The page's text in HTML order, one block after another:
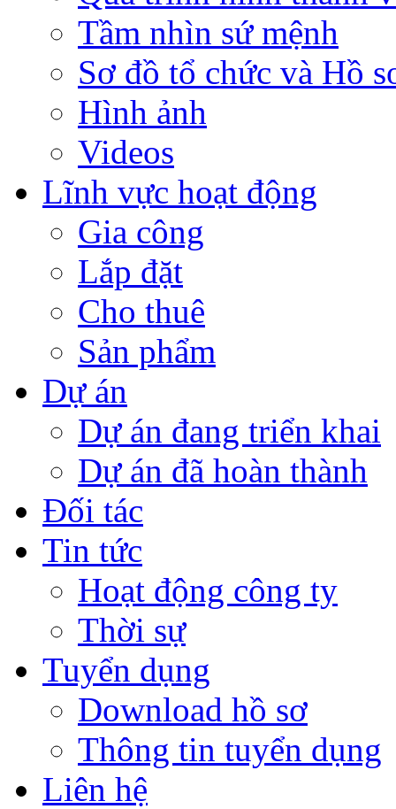
Tầm nhìn sứ mệnh
Sơ đồ tổ chức và Hồ
Hình ảnh
Videos
Lĩnh vực hoạt động
Gia công
Lắp đặt
Cho thuê
Sản phẩm
Dự án
Dự án đang triển khai
Dự án đã hoàn thành
Đối tác
Tin tức
Hoạt động công ty
Thời sự
Tuyển dụng
Download hồ sơ
Thông tin tuyển dụng
Liên hệ